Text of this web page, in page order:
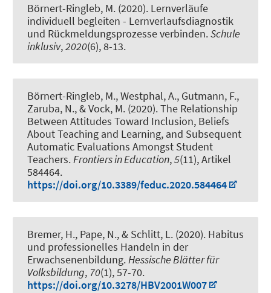
Börnert-Ringleb, M. (2020). Lernverläufe
individuell begleiten - Lernverlaufsdiagnostik
und Rückmeldungsprozesse verbinden.Schule
inklusiv,2020(6), 8-13.
Börnert-Ringleb, M., Westphal, A., Gutmann, F.,
Zaruba, N., & Vock, M. (2020).The Relationship
Between Attitudes Toward Inclusion, Beliefs
About Teaching and Learning, and Subsequent
Automatic Evaluations Amongst Student
Teachers.Frontiers in Education,5(11), Artikel
584464.
https://doi.org/10.3389/feduc.2020.584464
Bremer, H., Pape, N., & Schlitt, L. (2020). Habitus
und professionelles Handeln in der
Erwachsenenbildung.Hessische Blätter für
Volksbildung, 70(1), 57-70.
https://doi.org/10.3278/HBV2001W007